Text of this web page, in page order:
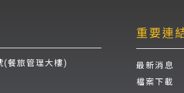
(餐旅管理大樓)
重要連
最新消息
檔案下載